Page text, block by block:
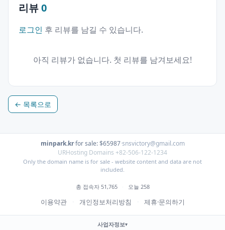
리뷰0
로그인 후 리뷰를 남길 수 있습니다.
아직 리뷰가 없습니다. 첫 리뷰를 남겨보세요!
← 목록으로
minpark.kr·for sale: $65987·snsvictory@gmail.com
URHosting Domains +82-506-122-1234
Only the domain name is for sale - website content and data are not
included.
총 접속자 51,765 · 오늘 258
이용약관 · 개인정보처리방침 · 제휴·문의하기
사업자정보